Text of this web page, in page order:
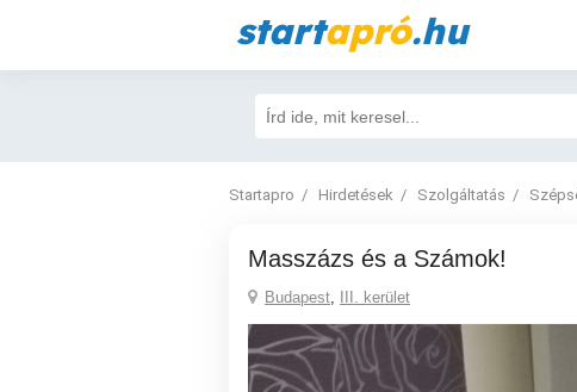
startapró.hu
Startapro Hirdetések Szolgáltatás
Masszázs és a Számok!
Budapest, III. kerület